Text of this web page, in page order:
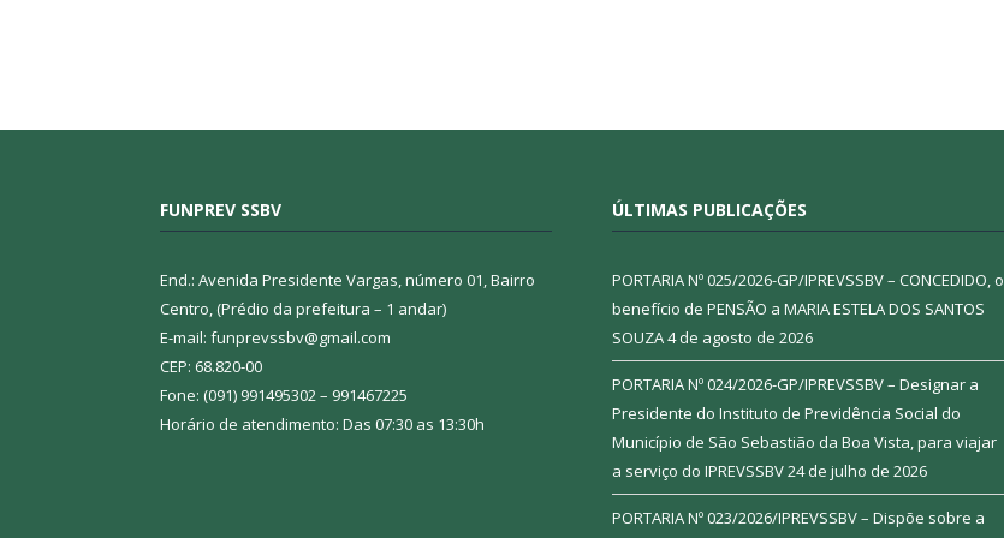
FUNPREV SSBV
End.: Avenida Presidente Vargas, número 01, Bairro
Centro, (Prédio da prefeitura – 1 andar)
E-mail: funprevssbv@gmail.com
CEP: 68.820-00
Fone: (091) 991495302 – 991467225
Horário de atendimento: Das 07:30 as 13:30h
ÚLTIMAS PUBLICAÇÕES
PORTARIA Nº 025/2026-GP/IPREVSSBV – CONCEDIDO, o
benefício de PENSÃO a MARIA ESTELA DOS SANTOS
SOUZA4 de agosto de 2026
PORTARIA Nº 024/2026-GP/IPREVSSBV – Designar a
Presidente do Instituto de Previdência Social do
Município de São Sebastião da Boa Vista, para viajar
a serviço do IPREVSSBV24 de julho de 2026
PORTARIA Nº 023/2026/IPREVSSBV – Dispõe sobre a